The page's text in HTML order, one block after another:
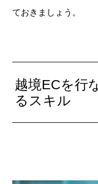
ておきましょう。
越境ECを行
るスキル